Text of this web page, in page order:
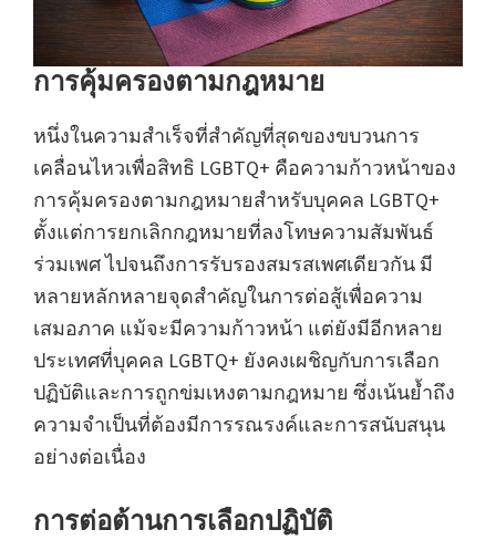
การคุ้มครองตามกฎหมาย
หนึ่งในความสำเร็จที่สำคัญที่สุดของขบวนการ
เคลื่อนไหวเพื่อสิทธิ LGBTQ+ คือความก้าวหน้าของ
การคุ้มครองตามกฎหมายสำหรับบุคคล LGBTQ+
ตั้งแต่การยกเลิกกฎหมายที่ลงโทษความสัมพันธ์
ร่วมเพศ ไปจนถึงการรับรองสมรสเพศเดียวกัน มี
หลายหลักหลายจุดสำคัญในการต่อสู้เพื่อความ
เสมอภาค แม้จะมีความก้าวหน้า แต่ยังมีอีกหลาย
ประเทศที่บุคคล LGBTQ+ ยังคงเผชิญกับการเลือก
ปฏิบัติและการถูกข่มเหงตามกฎหมาย ซึ่งเน้นย้ำถึง
ความจำเป็นที่ต้องมีการรณรงค์และการสนับสนุน
อย่างต่อเนื่อง
การต่อต้านการเลือกปฏิบัติ